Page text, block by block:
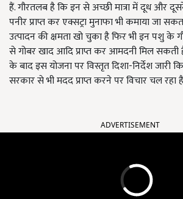
हैं. गौरतलब है कि इन से अच्छी मात्रा में दूध और
पनीर प्राप्त कर एक्सट्रा मुनाफा भी कमाया जा
उत्पादन की क्षमता खो चुका है फिर भी इन पशु के
से गोबर खाद आदि प्राप्त कर आमदनी मिल
के बाद इस योजना पर विस्तृत दिशा-निर्देश जारी
सरकार से भी मदद प्राप्त करने पर विचार चल रहा
ADVERTISEMENT